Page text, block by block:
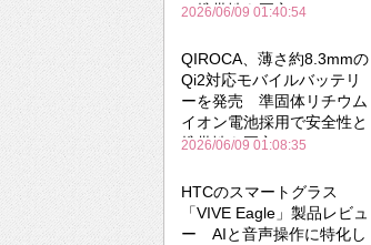
と携帯性を両立
2026/06/09 01:40:54
QIROCA、薄さ約8.3mmの
Qi2対応モバイルバッテリ
ーを発売 準固体リチウム
イオン電池採用で安全性と
携帯性を両立
2026/06/09 01:08:35
HTCのスマートグラス
「VIVE Eagle」製品レビュ
ー AIと音声操作に特化し